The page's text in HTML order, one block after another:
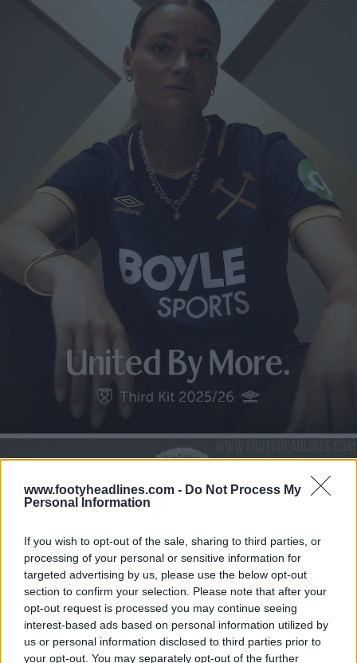
www.footyheadlines.com - Do Not Process My
Personal Information
If you wish to opt-out of the sale, sharing to third parties, or
processing of your personal or sensitive information for
targeted advertising by us, please use the below opt-out
section to confirm your selection. Please note that after your
opt-out request is processed you may continue seeing
interest-based ads based on personal information utilized by
us or personal information disclosed to third parties prior to
your opt-out. You may separately opt-out of the further